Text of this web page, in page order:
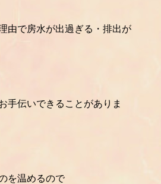
由で房水が出過ぎる・排出が
手伝いできることがありま
を温めるので